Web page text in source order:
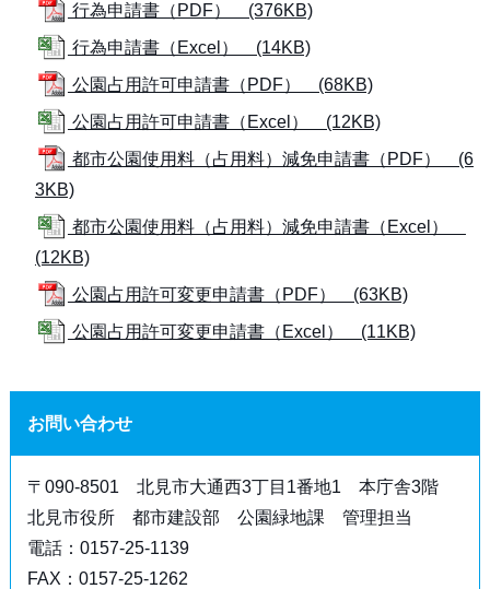
行為申請書（PDF） (376KB)
行為申請書（Excel） (14KB)
公園占用許可申請書（PDF） (68KB)
公園占用許可申請書（Excel） (12KB)
都市公園使用料（占用料）減免申請書（PDF） (6
3KB)
都市公園使用料（占用料）減免申請書（Excel）
(12KB)
公園占用許可変更申請書（PDF） (63KB)
公園占用許可変更申請書（Excel） (11KB)
お問い合わせ
〒090-8501 北見市大通西3丁目1番地1 本庁舎3階
北見市役所 都市建設部 公園緑地課 管理担当
電話：0157-25-1139
FAX：0157-25-1262